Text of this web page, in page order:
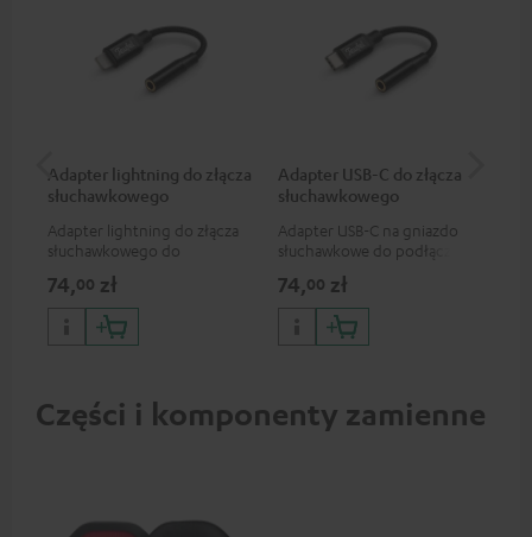
Adapter lightning do złącza
słuchawkowego
Adapter lightning do złącza
słuchawkowego do
podłączenia słuchawek, kabli i
urządzeń audio z 3,5
milimetrową wtyczką jack do
iPhone'a, iPad'a, iPod'a itd.,
certyfikat MFI, w 100%
74,00 zł
Adapter USB-C do złącza
słuchawkowego
Adapter USB-C na gniazdo
słuchawkowe do podłączania
słuchawek lub kabli z wtyczką
jack 3,5 mm do
smartfonów/tabletów
wyposażonych w port USB-C
74,00 zł
Części i komponenty zamienne